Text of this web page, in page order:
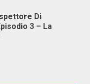
Di
3 – La